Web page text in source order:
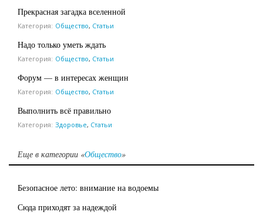
Прекрасная загадка вселенной
Категория: Общество, Статьи
Надо только уметь ждать
Категория: Общество, Статьи
Форум — в интересах женщин
Категория: Общество, Статьи
Выполнить всё правильно
Категория: Здоровье, Статьи
Еще в категории «Общество»
Безопасное лето: внимание на водоемы
Сюда приходят за надеждой